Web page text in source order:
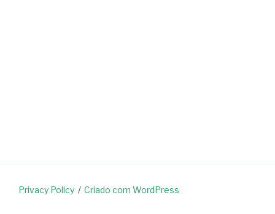
Privacy Policy Criado com WordPress